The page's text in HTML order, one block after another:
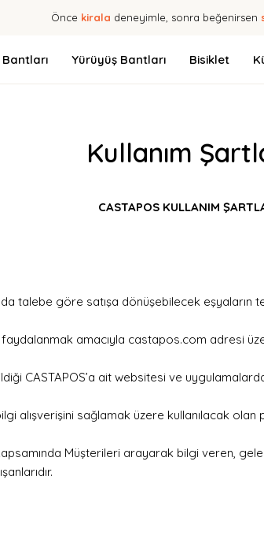
Önce kirala deneyimle, sonra beğenirsen
Yürüyüş Bantları Bisiklet
Kullanım
CASTAPOS KULLANIM
talebe göre satışa dönüşebilecek eşyaların
amacıyla castapos.com adresi
CASTAPOS’a ait websitesi ve
alışverişini sağlamak üzere kullanılacak
Müşterileri arayarak bilgi veren,